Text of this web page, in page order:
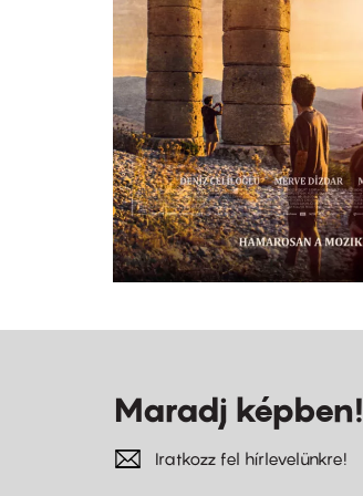
Maradj képben!
Iratkozz fel hírlevelünkre!